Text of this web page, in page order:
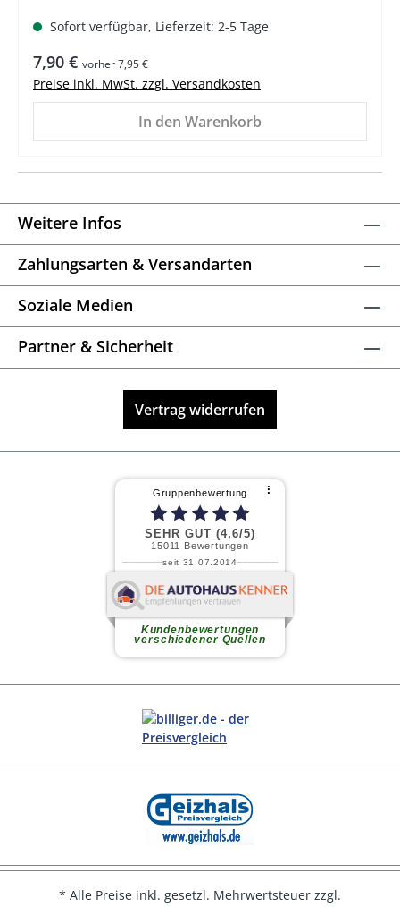
Sofort verfügbar, Lieferzeit: 2-5 Tage
Regulärer Preis:
7,90 € vorher 7,95 €
Preise inkl. MwSt. zzgl. Versandkosten
In den Warenkorb
Weitere Infos
Zahlungsarten & Versandarten
Soziale Medien
Partner & Sicherheit
Vertrag widerrufen
* Alle Preise inkl. gesetzl. Mehrwertsteuer zzgl.